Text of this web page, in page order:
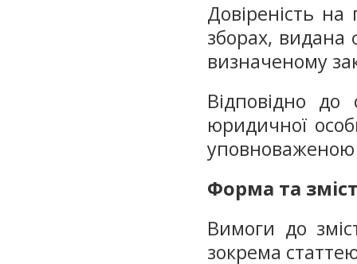
Довіреність
зборах, видана
визначеному
Відповідно до
юридичної
уповноваженою
Форма та
Вимоги до
зокрема